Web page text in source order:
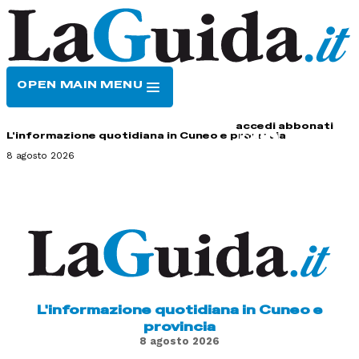
OPEN MAIN MENU
accedi abbonati
L'informazione quotidiana in Cuneo e provincia
8 agosto 2026
L'informazione quotidiana in Cuneo e
provincia
8 agosto 2026